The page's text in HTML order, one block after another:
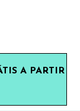
A PARTIR